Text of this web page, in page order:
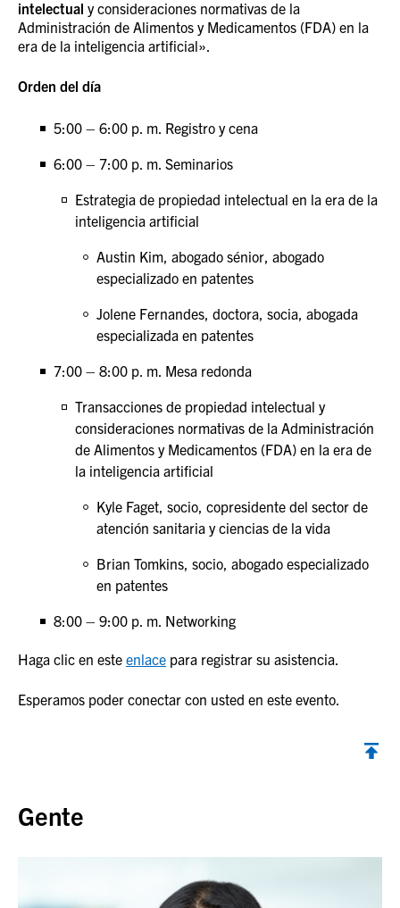
intelectual y consideraciones normativas de la
Administración de Alimentos y Medicamentos (FDA) en la
era de la inteligencia artificial».
Orden del día
5:00 – 6:00 p. m. Registro y cena
6:00 – 7:00 p. m. Seminarios
Estrategia de propiedad intelectual en la era de la
inteligencia artificial
Austin Kim, abogado sénior, abogado
especializado en patentes
Jolene Fernandes, doctora, socia, abogada
especializada en patentes
7:00 – 8:00 p. m. Mesa redonda
Transacciones de propiedad intelectual y
consideraciones normativas de la Administración
de Alimentos y Medicamentos (FDA) en la era de
la inteligencia artificial
Kyle Faget, socio, copresidente del sector de
atención sanitaria y ciencias de la vida
Brian Tomkins, socio, abogado especializado
en patentes
8:00 – 9:00 p. m. Networking
Haga clic en este enlace para registrar su asistencia.
Esperamos poder conectar con usted en este evento.
Gente